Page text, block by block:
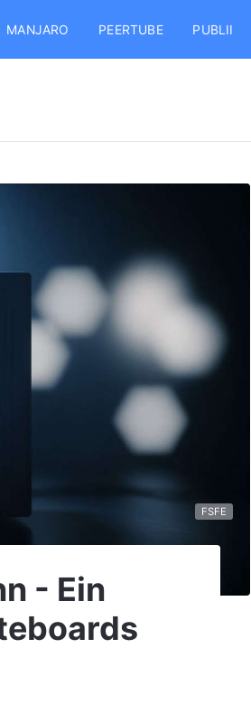
MANJARO PEERTUBE PUBLII
FSFE
- Ein